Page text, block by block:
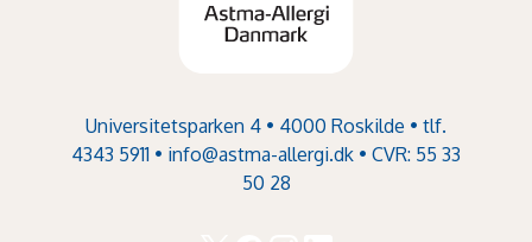
Universitetsparken 4 • 4000 Roskilde • tlf.
4343 5911 • info@astma-allergi.dk • CVR: 55 33
50 28